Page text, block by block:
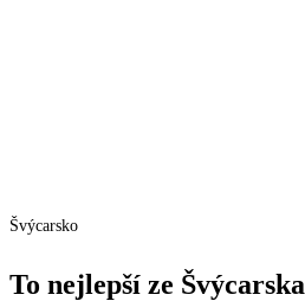
Švýcarsko
To nejlepší ze Švýcarska